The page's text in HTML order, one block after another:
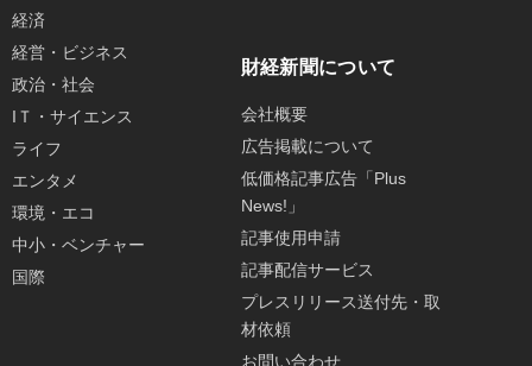
経済
経営・ビジネス
政治・社会
IＴ・サイエンス
ライフ
エンタメ
環境・エコ
中小・ベンチャー
国際
財経新聞について
会社概要
広告掲載について
低価格記事広告「Plus
News!」
記事使用申請
記事配信サービス
プレスリリース送付先・取
材依頼
お問い合わせ